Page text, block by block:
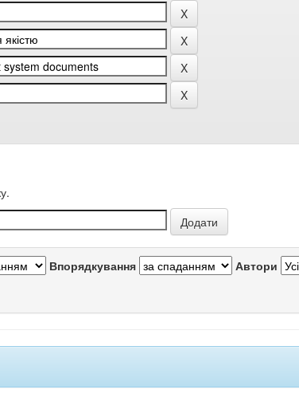
Впорядкування Автори